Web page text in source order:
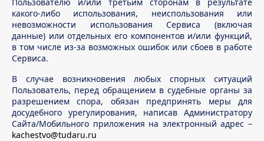
какого-либо использования, неиспользования или
невозможности использования Сервиса (включая
данные) или отдельных его компонентов и/или функций,
в том числе из-за возможных ошибок или сбоев в работе
Сервиса.
В случае возникновения любых спорных ситуаций
Пользователь, перед обращением в судебные органы за
разрешением спора, обязан предпринять меры для
досудебного урегулирования, написав Администратору
Сайта/Мобильного приложения на электронный адрес –
kachestvo@tudaru.ru